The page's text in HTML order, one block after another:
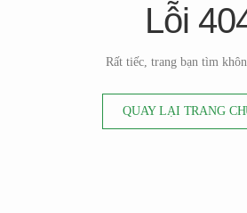
Lỗi
Rất tiếc, trang bạn tìm
QUAY LẠI TRANG